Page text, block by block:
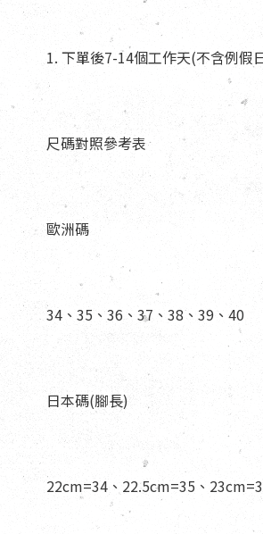
1. 下單後7-14個工作天(不含例假
尺碼對照參考表
歐洲碼
34、35、36、37、38、39、40
日本碼(腳長)
22cm=34、22.5cm=35、